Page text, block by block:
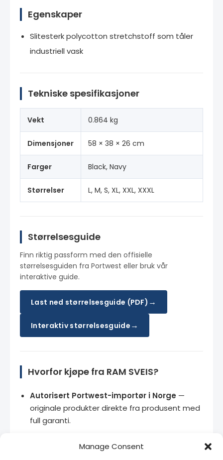
Manage Consent
Egenskaper
Slitesterk polycotton stretchstoff som tåler
industriell vask
Tekniske spesifikasjoner
Vekt 0.864 kg
Dimensjoner 58 × 38 × 26 cm
Farger Black, Navy
Størrelser L, M, S, XL, XXL, XXXL
Størrelsesguide
Finn riktig passform med den offisielle
størrelsesguiden fra Portwest eller bruk vår
interaktive guide.
Last ned størrelsesguide (PDF) →
Interaktiv størrelsesguide →
Hvorfor kjøpe fra RAM SVEIS?
Autorisert Portwest-importør i Norge —
originale produkter direkte fra produsent med
full garanti.